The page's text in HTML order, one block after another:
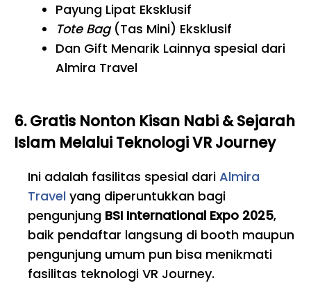
Payung Lipat Eksklusif
Tote Bag(Tas Mini) Eksklusif
Dan Gift Menarik Lainnya spesial dari
Almira Travel
6. Gratis Nonton Kisan Nabi & Sejarah
Islam Melalui Teknologi VR Journey
Ini adalah fasilitas spesial dari Almira
Travel yang diperuntukkan bagi
pengunjung BSI International Expo 2025,
baik pendaftar langsung di booth maupun
pengunjung umum pun bisa menikmati
fasilitas teknologi VR Journey.